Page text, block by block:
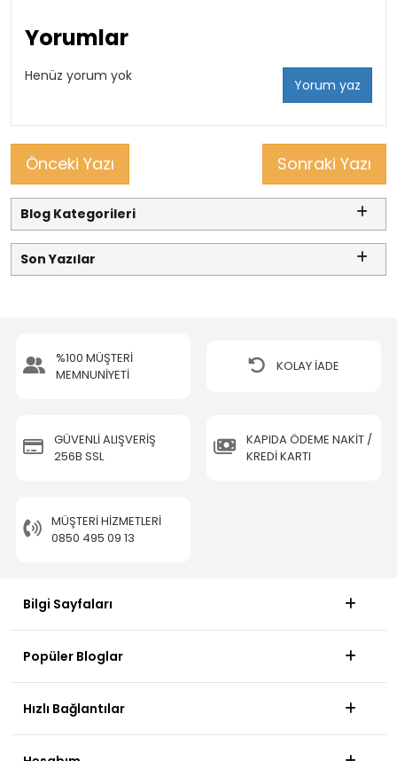
Yorumlar
Henüz yorum yok
Yorum yaz
Önceki Yazı Sonraki Yazı
Blog Kategorileri
Son Yazılar
%100 MÜŞTERİ
MEMNUNİYETİ
KOLAY İADE
GÜVENLİ ALIŞVERİŞ
256B SSL
KAPIDA ÖDEME NAKİT /
KREDİ KARTI
MÜŞTERI HIZMETLERI
0850 495 09 13
Bilgi Sayfaları
Popüler Bloglar
Hızlı Bağlantılar